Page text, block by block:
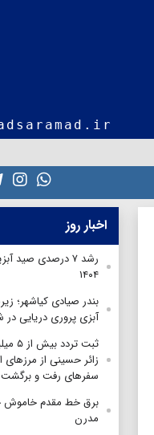
اخبار روز
رشد ۷ درصدی صید
۱۴۰۴
بندر صیادی کیاشهر؛
آبزی پروری دریایی
زائر حسینی از مرزهای
سفرهای رفت و برگشت
برق خط مقدم
مدرن